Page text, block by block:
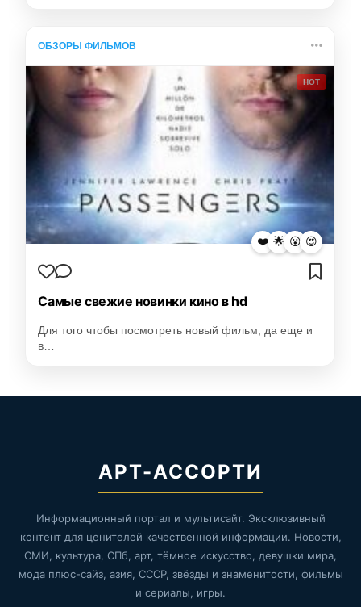
ОБЗОРЫ ФИЛЬМОВ
HOT
❤️ 🌟 😮 😍
Самые свежие новинки кино в hd
Для того чтобы посмотреть новый фильм, да еще и
в…
АРТ-АССОРТИ
Информационный портал и мультисайт. Эксклюзивный
контент для ценителей качественной информации. Новости,
СМИ, культура, СПб, арт, тёмное искусство, девушки мира,
мода плюс-сайз, азия, СССР, звёзды и знаменитости, фильмы
и сериалы, игры.